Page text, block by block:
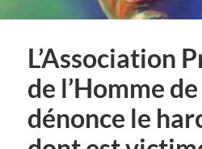
L’Association
de l’Homme
dénonce le